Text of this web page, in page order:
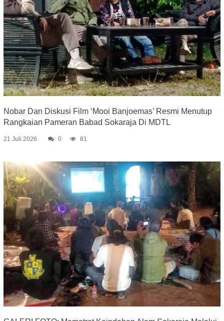
Nobar Dan Diskusi Film ‘Mooi Banjoemas’ Resmi Menutup
Rangkaian Pameran Babad Sokaraja Di MDTL
21 Juli 2026 0 81